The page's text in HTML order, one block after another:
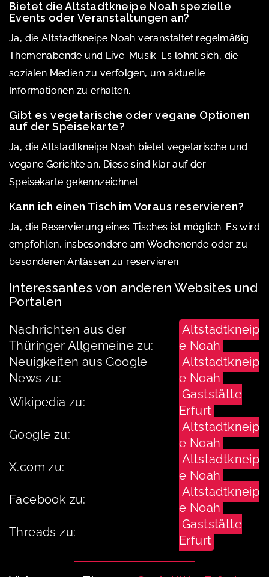
Bietet die Altstadtkneipe Noah spezielle
Events oder Veranstaltungen an?
Ja, die Altstadtkneipe Noah veranstaltet regelmäßig
Themenabende und Live-Musik. Es lohnt sich, die
sozialen Medien zu verfolgen, um aktuelle
Informationen zu erhalten.
Gibt es vegetarische oder vegane Optionen
auf der Speisekarte?
Ja, die Altstadtkneipe Noah bietet vegetarische und
vegane Gerichte an. Diese sind klar auf der
Speisekarte gekennzeichnet.
Kann ich einen Tisch im Voraus reservieren?
Ja, die Reservierung eines Tisches ist möglich. Es wird
empfohlen, insbesondere am Wochenende oder zu
besonderen Anlässen zu reservieren.
Interessantes von anderen Websites und
Portalen
Nachrichten aus der
Thüringer Allgemeine zu:
Altstadtkneip
e Noah
Neuigkeiten aus Google
News zu:
Altstadtkneip
e Noah
Wikipedia zu:
Gaststätte
Erfurt
Google zu:
Altstadtkneip
e Noah
X.com zu:
Altstadtkneip
e Noah
Facebook zu:
Altstadtkneip
e Noah
Threads zu:
Gaststätte
Erfurt